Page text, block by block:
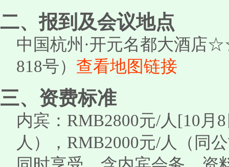
二、报到及会议地点
中国杭州·开元名都大酒
818号） 查看地图链接
三、资费标准
内宾：RMB2800元/人[10月
人），RMB2000元/人（同